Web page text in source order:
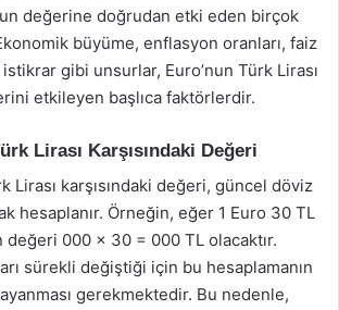
değerine doğrudan etki eden birçok
büyüme, enflasyon oranları, faiz
gibi unsurlar, Euro’nun Türk Lirası
etkileyen başlıca faktörlerdir.
Lirası Karşısındaki Değeri
Lirası karşısındaki değeri, güncel döviz
hesaplanır. Örneğin, eğer 1 Euro 30 TL
değeri 000 x 30 = 000 TL olacaktır.
sürekli değiştiği için bu hesaplamanın
gerekmektedir. Bu nedenle,